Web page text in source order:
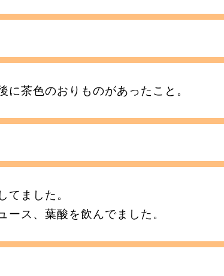
茶色のおりものがあったこと。
ました。
ス、葉酸を飲んでました。